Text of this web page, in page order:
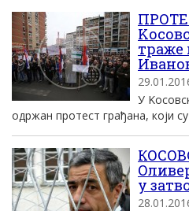
траже
У
одржан протест грађана, коjи
у